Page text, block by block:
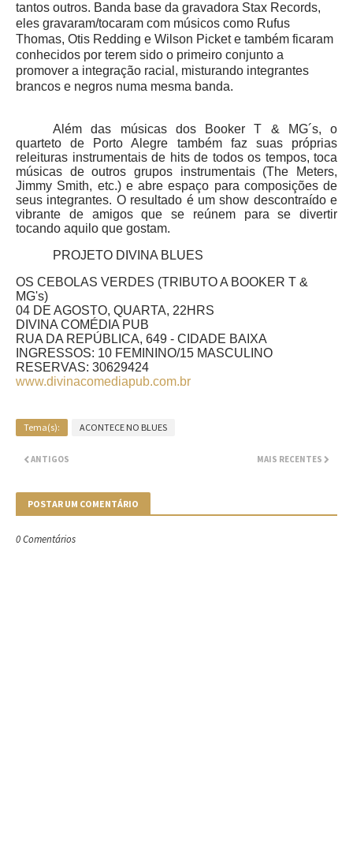
tantos outros. Banda base da gravadora Stax Records,
eles gravaram/tocaram com músicos como Rufus
Thomas, Otis Redding e Wilson Picket e também ficaram
conhecidos por terem sido o primeiro conjunto a
promover a integração racial, misturando integrantes
brancos e negros numa mesma banda.
Além das músicas dos Booker T & MG´s, o
quarteto de Porto Alegre também faz suas próprias
releituras instrumentais de hits de todos os tempos, toca
músicas de outros grupos instrumentais (The Meters,
Jimmy Smith, etc.) e abre espaço para composições de
seus integrantes. O resultado é um show descontraído e
vibrante de amigos que se reúnem para se divertir
tocando aquilo que gostam.
PROJETO DIVINA BLUES
OS CEBOLAS VERDES (TRIBUTO A BOOKER T &
MG's)
04 DE AGOSTO, QUARTA, 22HRS
DIVINA COMÉDIA PUB
RUA DA REPÚBLICA, 649 - CIDADE BAIXA
INGRESSOS: 10 FEMININO/15 MASCULINO
RESERVAS: 30629424
www.divinacomediapub.com.br
Tema(s): ACONTECE NO BLUES
MAIS RECENTES
ANTIGOS
POSTAR UM COMENTÁRIO
0 Comentários